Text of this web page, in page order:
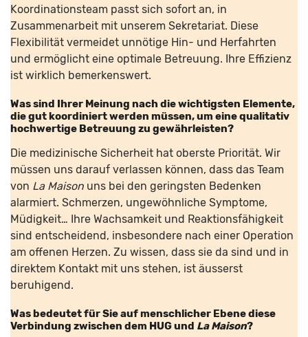
Koordinationsteam passt sich sofort an, in
Zusammenarbeit mit unserem Sekretariat. Diese
Flexibilität vermeidet unnötige Hin- und Herfahrten
und ermöglicht eine optimale Betreuung. Ihre Effizienz
ist wirklich bemerkenswert.
Was sind Ihrer Meinung nach die wichtigsten Elemente,
die gut koordiniert werden müssen, um eine qualitativ
hochwertige Betreuung zu gewährleisten?
Die medizinische Sicherheit hat oberste Priorität. Wir
müssen uns darauf verlassen können, dass das Team
von La Maison uns bei den geringsten Bedenken
alarmiert. Schmerzen, ungewöhnliche Symptome,
Müdigkeit… Ihre Wachsamkeit und Reaktionsfähigkeit
sind entscheidend, insbesondere nach einer Operation
am offenen Herzen. Zu wissen, dass sie da sind und in
direktem Kontakt mit uns stehen, ist äusserst
beruhigend.
Was bedeutet für Sie auf menschlicher Ebene diese
Verbindung zwischen dem HUG und La Maison?